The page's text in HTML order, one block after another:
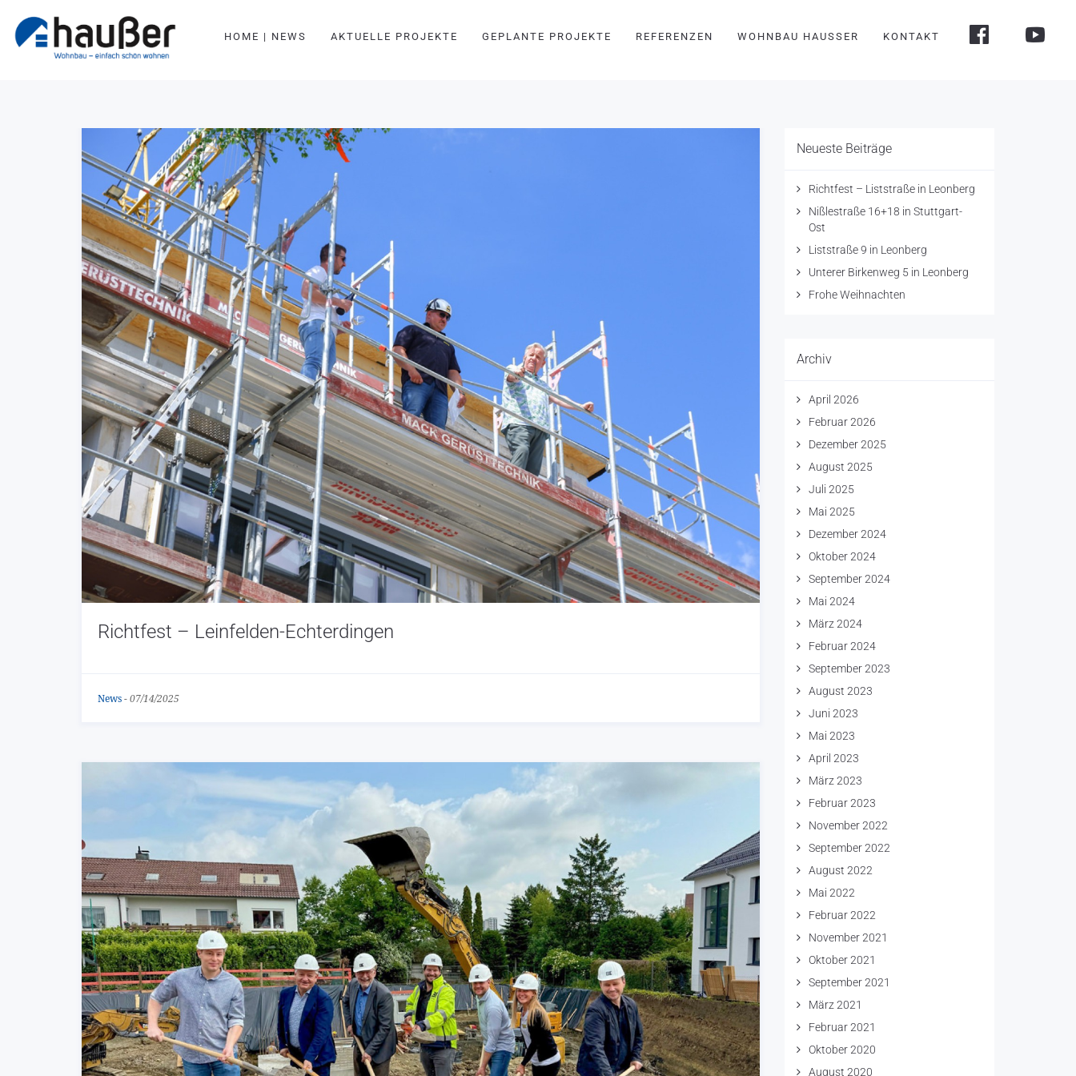
HOME | NEWS AKTUELLE PROJEKTE GEPLANTE PROJEKTE REFERENZEN WOHNBAU HAUSSER KONTAKT
Richtfest – Leinfelden-Echterdingen
News - 07/14/2025
Neueste Beiträge
Richtfest – Liststraße in Leonberg
Nißlestraße 16+18 in Stuttgart-
Ost
Liststraße 9 in Leonberg
Unterer Birkenweg 5 in Leonberg
Frohe Weihnachten
Archiv
April 2026
Februar 2026
Dezember 2025
August 2025
Juli 2025
Mai 2025
Dezember 2024
Oktober 2024
September 2024
Mai 2024
März 2024
Februar 2024
September 2023
August 2023
Juni 2023
Mai 2023
April 2023
März 2023
Februar 2023
November 2022
September 2022
August 2022
Mai 2022
Februar 2022
November 2021
Oktober 2021
September 2021
März 2021
Februar 2021
Oktober 2020
August 2020